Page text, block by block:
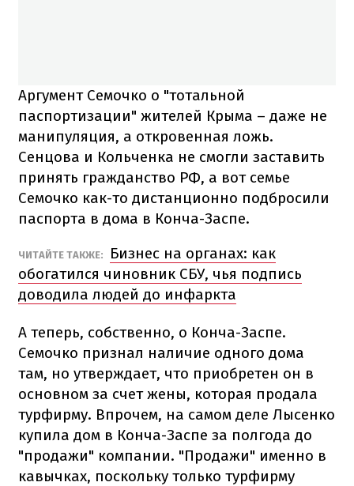
Аргумент Семочко о "тотальной
паспортизации" жителей Крыма – даже не
манипуляция, а откровенная ложь.
Сенцова и Кольченка не смогли заставить
принять гражданство РФ, а вот семье
Семочко как-то дистанционно подбросили
паспорта в дома в Конча-Заспе.
ЧИТАЙТЕ ТАКЖЕ:
Бизнес на органах: как
обогатился чиновник СБУ, чья подпись
доводила людей до инфаркта
А теперь, собственно, о Конча-Заспе.
Семочко признал наличие одного дома
там, но утверждает, что приобретен он в
основном за счет жены, которая продала
турфирму. Впрочем, на самом деле Лысенко
купила дом в Конча-Заспе за полгода до
"продажи" компании. "Продажи" именно в
кавычках, поскольку только турфирму